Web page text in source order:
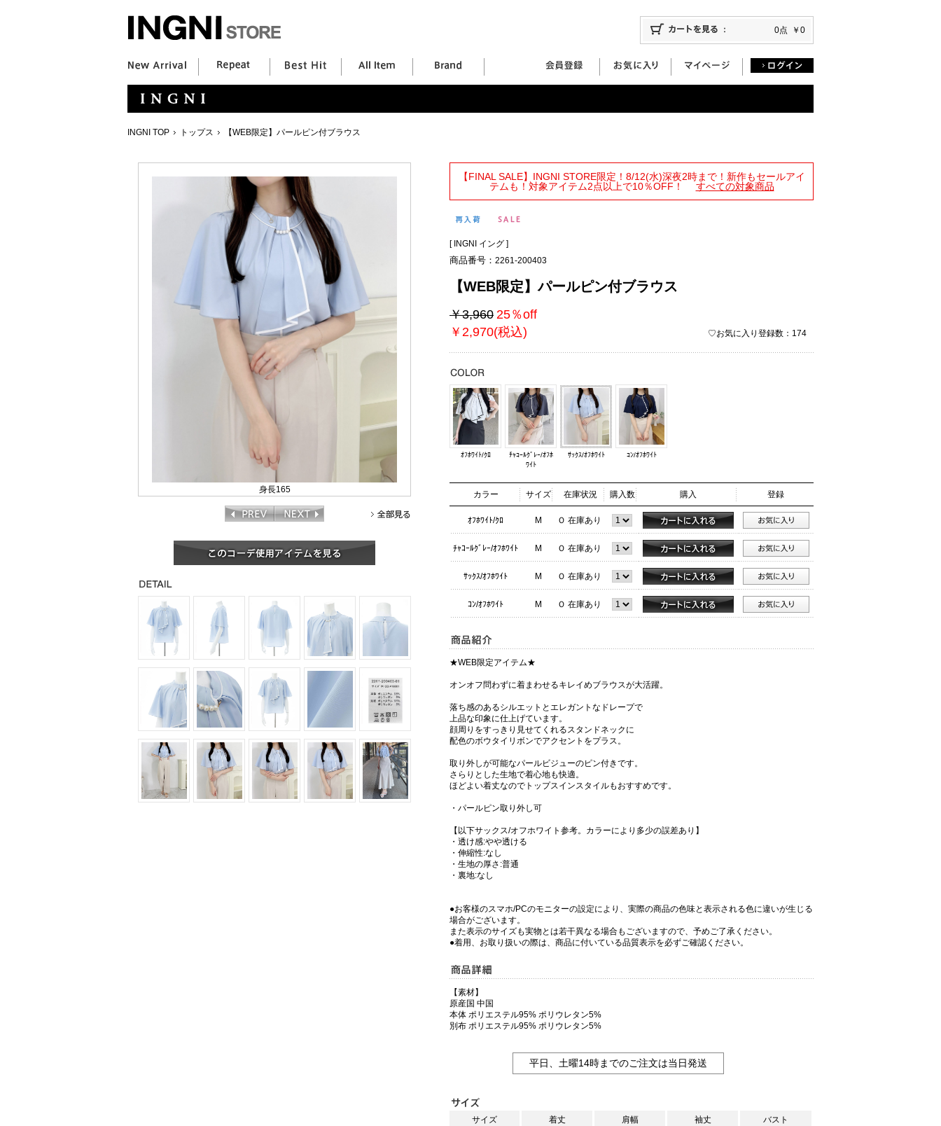
0点 ￥0
INGNI TOP トップス 【WEB限定】パールピン付ブラウス
身長165
【FINAL SALE】INGNI STORE限定！8/12(水)深夜2時まで！新作もセールアイ
テムも！対象アイテム2点以上で10％OFF！
すべての対象商品
[ INGNI イング ]
商品番号： 2261-200403
【WEB限定】パールピン付ブラウス
￥3,960 25％off
￥2,970(税込)
♡お気に入り登録数：174
ｵﾌﾎﾜｲﾄ/ｸﾛ
ﾁｬｺｰﾙｸﾞﾚｰ/ｵﾌﾎ
ﾜｲﾄ
ｻｯｸｽ/ｵﾌﾎﾜｲﾄ ｺﾝ/ｵﾌﾎﾜｲﾄ
カラー サイズ 在庫状況 購入数 購入 登録
ｵﾌﾎﾜｲﾄ/ｸﾛ M Ｏ 在庫あり
ﾁｬｺｰﾙｸﾞﾚｰ/ｵﾌﾎﾜｲﾄ M Ｏ 在庫あり
ｻｯｸｽ/ｵﾌﾎﾜｲﾄ M Ｏ 在庫あり
ｺﾝ/ｵﾌﾎﾜｲﾄ M Ｏ 在庫あり
★WEB限定アイテム★
オンオフ問わずに着まわせるキレイめブラウスが大活躍。
落ち感のあるシルエットとエレガントなドレープで
上品な印象に仕上げています。
顔周りをすっきり見せてくれるスタンドネックに
配色のボウタイリボンでアクセントをプラス。
取り外しが可能なパールビジューのピン付きです。
さらりとした生地で着心地も快適。
ほどよい着丈なのでトップスインスタイルもおすすめです。
・パールピン取り外し可
【以下サックス/オフホワイト参考。カラーにより多少の誤差あり】
・透け感:やや透ける
・伸縮性:なし
・生地の厚さ:普通
・裏地:なし
●お客様のスマホ/PCのモニターの設定により、実際の商品の色味と表示される色に違いが生じる
場合がございます。
また表示のサイズも実物とは若干異なる場合もございますので、予めご了承ください。
●着用、お取り扱いの際は、商品に付いている品質表示を必ずご確認ください。
【素材】
原産国 中国
本体 ポリエステル95% ポリウレタン5%
別布 ポリエステル95% ポリウレタン5%
平日、土曜14時までのご注文は当日発送
サイズ 着丈 肩幅 袖丈
バスト